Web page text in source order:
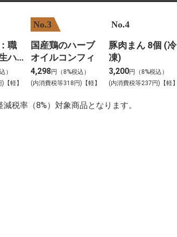
職
ハ
）
【軽】
No.3
国産鶏のハーブ
オイルコンフィ
4,298円（8%税込）
(内消費税等318円)【軽】
No.4
豚肉まん 8個 (冷
凍)
3,200円（8%税込）
(内消費税等237円)【軽】
税率（8%）対象商品となります。